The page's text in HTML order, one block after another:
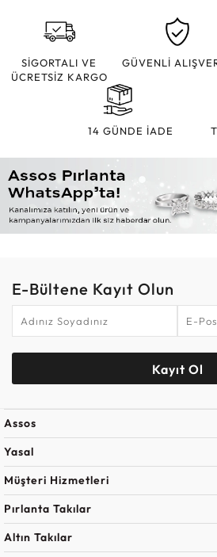
SİGORTALI VE
ÜCRETSİZ KARGO
GÜVENLİ
14 GÜNDE İADE
E-Bültene Kayıt Olun
Kayıt Ol
Assos
Yasal
Müşteri Hizmetleri
Pırlanta Takılar
Altın Takılar